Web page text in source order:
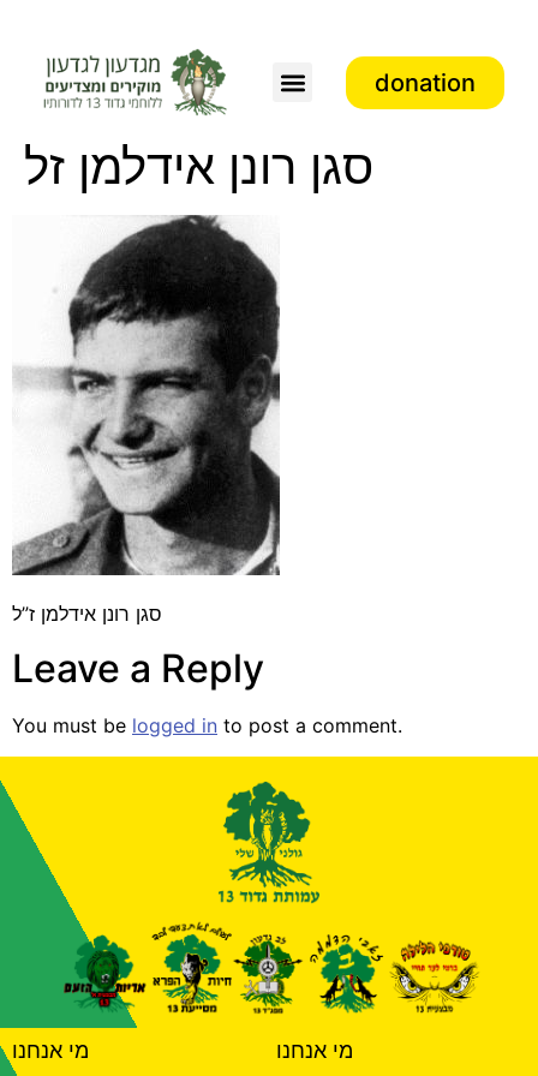
donation
סגן רונן אידלמן זל
סגן רונן אידלמן ז”ל
Leave a Reply
You must be logged in to post a comment.
מי אנחנו מי אנחנו